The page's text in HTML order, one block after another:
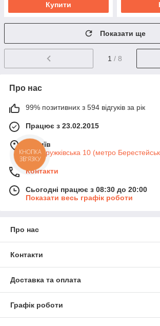
Купити
Показати ще
1 / 8
Про нас
99% позитивних з 594 відгуків за рік
Працює з 23.02.2015
м. Київ
вул. Дружківська 10 (метро
Контакти
Сьогодні працює з 08:30 до 20:00
Показати весь графік роботи
Про нас
Контакти
Доставка та оплата
Графік роботи
КНОПКА
ЗВ'ЯЗКУ